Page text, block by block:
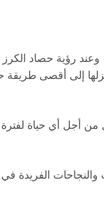
رؤية حصاد الكرز
إلى أقصى طريقة
من أجل أي حياة
الفريدة في